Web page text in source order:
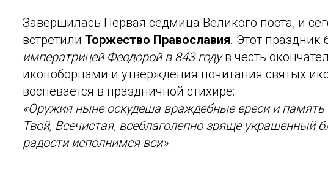
Завершилась Первая седмица Великого поста, и
встретили Торжество Православия. Этот праздник
императрицей Феодорой в 843 годув честь
иконоборцами и утверждения почитания святых
воспевается в праздничной стихире:
«Оружия ныне оскудеша враждебные ереси и
Твой, Всечистая, всеблаголепно зряще украшенный
радости исполнимся вси»